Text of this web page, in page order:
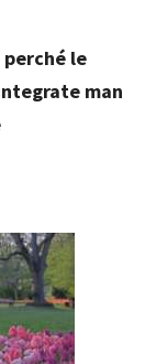
le
man